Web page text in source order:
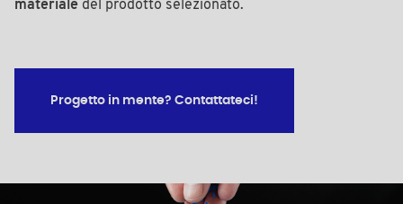
materiale del prodotto selezionato.
Progetto in mente? Contattateci!